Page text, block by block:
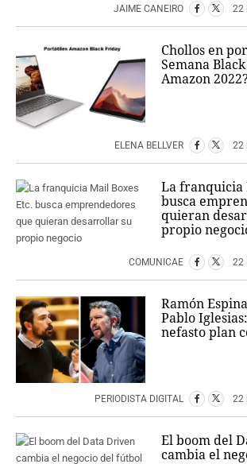
JAIME CANEIRO 22
Chollos en
Semana
Amazon
ELENA BELLVER 22
La franquicia
busca
quieran
propio
COMUNICAE 22
Ramón
Pablo
nefasto plan
PERIODISTA DIGITAL 22
El boom del
cambia el